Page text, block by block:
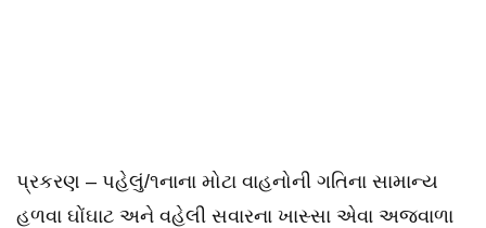
પ્રકરણ – પહેલું/૧નાના મોટા વાહનોની ગતિના સામાન્ય
હળવા ઘોંઘાટ અને વહેલી સવારના ખાસ્સા એવા અજવાળા